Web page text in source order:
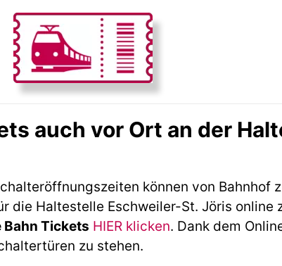
auch vor Ort an der
können von Bahnhof
die Haltestelle Eschweiler-St. Jöris
Bahn Tickets HIER klicken. Dank dem
zu stehen.